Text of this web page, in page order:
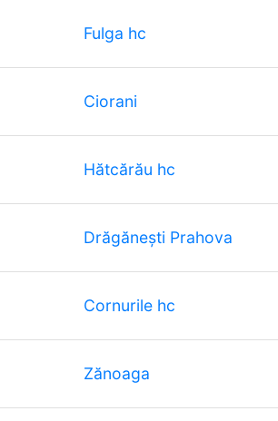
Fulga hc
Ciorani
Hătcărău hc
Drăgănești Prahova
Cornurile hc
Zănoaga